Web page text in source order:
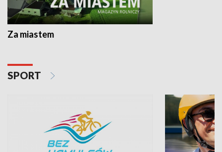
Za miastem
SPORT